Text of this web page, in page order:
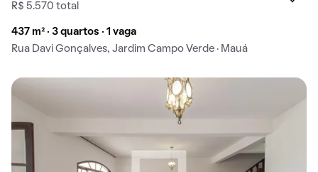
R$ 5.570 total
437 m² · 3 quartos · 1 vaga
Rua Davi Gonçalves, Jardim Campo Verde · Mauá